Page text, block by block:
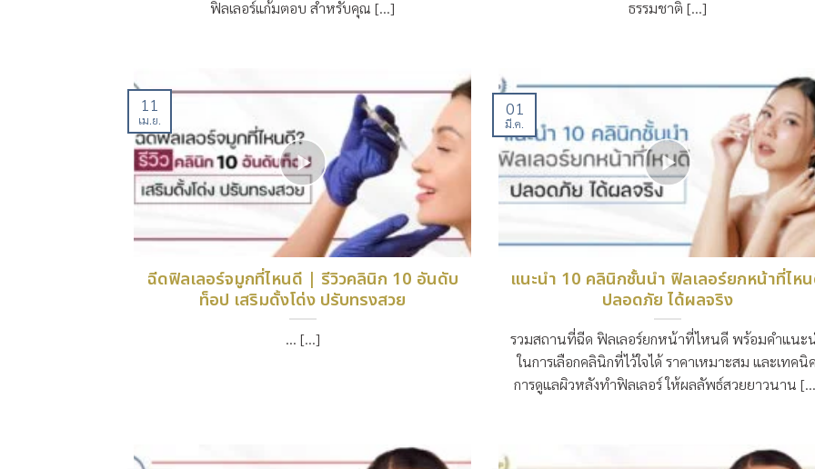
ฟิลเลอร์แก้มตอบ สำหรับคุณ [...]
ธรรมชาติ [...]
ฉีดฟิลเลอร์จมูกที่ไหนดี | รีวิวคลินิก 10 อันดับ
ท็อป เสริมดั้งโด่ง ปรับทรงสวย
… [...]
11
เม.ย.
แนะนำ 10 คลินิกชั้นนำ ฟิลเลอร์ยกหน้าที่ไห
ปลอดภัย ได้ผลจริง
รวมสถานที่ฉีด ฟิลเลอร์ยกหน้าที่ไหนดี พร้อมคำแนะ
ในการเลือกคลินิกที่ไว้ใจได้ ราคาเหมาะสม และเทคนิ
การดูแลผิวหลังทำฟิลเลอร์ ให้ผลลัพธ์สวยยาวนาน
01
มี.ค.